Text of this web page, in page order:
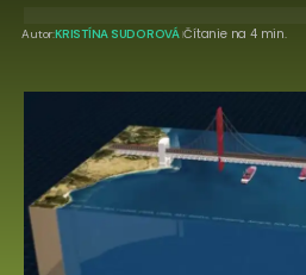
Autor:KRISTÍNA SUDOROVÁ Čítanie na 4 min.